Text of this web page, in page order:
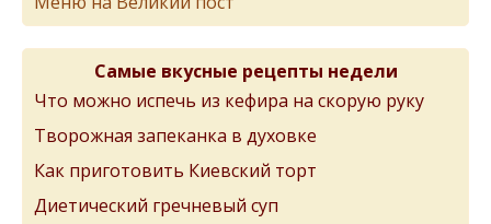
Самые вкусные рецепты недели
Что можно испечь из кефира на скорую руку
Творожная запеканка в духовке
Как приготовить Киевский торт
Диетический гречневый суп